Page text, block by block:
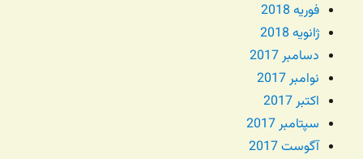
فوریه 2018
ژانویه 2018
دسامبر 2017
نوامبر 2017
اکتبر 2017
سپتامبر 2017
آگوست 2017